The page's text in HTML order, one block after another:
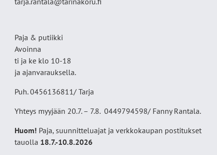
Paja & putiikki
Avoinna
ti ja ke klo 10-18
ja ajanvarauksella.
Puh. 0456136811/ Tarja
Yhteys myyjään 20.7. – 7.8. 0449794598/ Fanny Rantala.
Huom! Paja, suunnitteluajat ja verkkokaupan postitukset
tauolla 18.7.-10.8.2026